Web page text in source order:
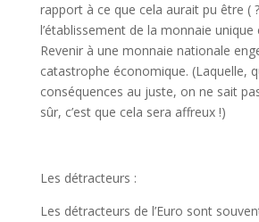
rapport à ce que cela aurait pu être (
l’établissement de la monnaie unique
Revenir à une monnaie nationale
catastrophe économique. (Laquelle,
conséquences au juste, on ne sait
sûr, c’est que cela sera affreux !)
Les détracteurs :
Les détracteurs de l’Euro sont